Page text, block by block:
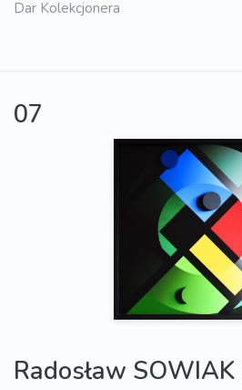
Dar Kolekcjonera
07
Radosław SOWIAK